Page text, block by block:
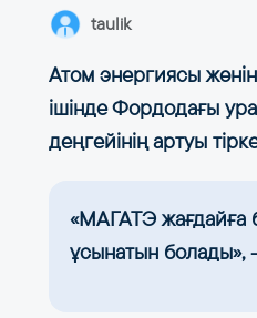
taulik
Атом энергиясы
ішінде Фордодағы
деңгейінің артуы
«МАГАТЭ жағдайға
ұсынатын болады»,